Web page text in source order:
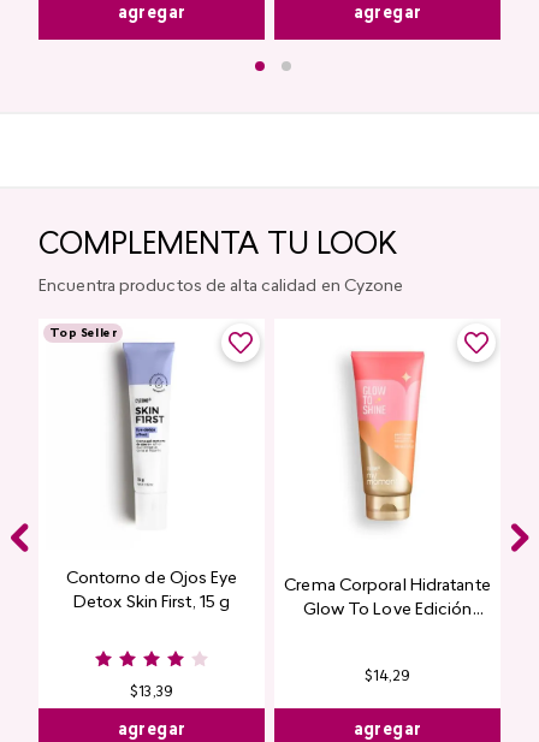
agregar agregar
COMPLEMENTA TU LOOK
Encuentra productos de alta calidad en Cyzone
Top Seller
Contorno de Ojos Eye
Detox Skin First, 15 g
$13,39
agregar
Crema Corporal Hidratante
Glow To Love Edición
$14,29
agregar